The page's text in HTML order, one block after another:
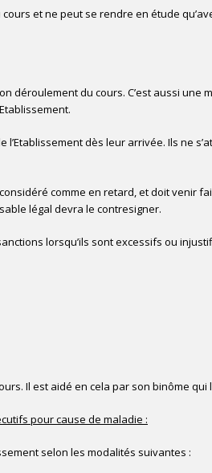
cours et ne peut se rendre en étude
déroulement du cours. C’est aussi
l’Etablissement dès leur arrivée. Ils ne
comme en retard, et doit venir
légal devra le contresigner.
lorsqu’ils sont excessifs ou
Il est aidé en cela par son binôme
pour cause de maladie :
selon les modalités suivantes :